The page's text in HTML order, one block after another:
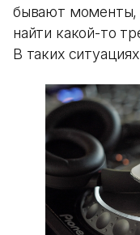
бывают моменты,
найти какой-то
В таких